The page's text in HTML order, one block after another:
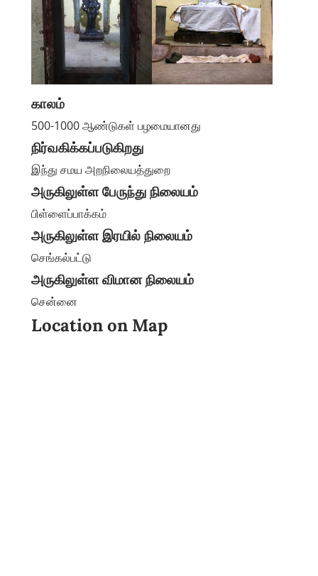
காலம்
500-1000 ஆண்டுகள் பழமையானது
நிர்வகிக்கப்படுகிறது
இந்து சமய அறநிலையத்துறை
அருகிலுள்ள பேருந்து நிலையம்
பிள்ளைப்பாக்கம்
அருகிலுள்ள இரயில் நிலையம்
செங்கல்பட்டு
அருகிலுள்ள விமான நிலையம்
சென்னை
Location on Map